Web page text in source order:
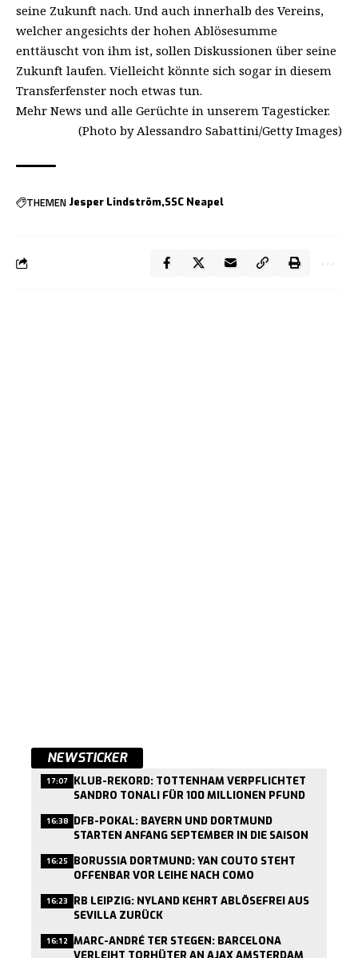
seine Zukunft nach. Und auch innerhalb des Vereins,
welcher angesichts der hohen Ablösesumme
enttäuscht von ihm ist, sollen Diskussionen über seine
Zukunft laufen. Vielleicht könnte sich sogar in diesem
Transferfenster noch etwas tun.
Mehr News und alle Gerüchte in unserem Tagesticker.
(Photo by Alessandro Sabattini/Getty Images)
THEMEN Jesper Lindström SSC Neapel
NEWSTICKER
17:07 KLUB-REKORD: TOTTENHAM VERPFLICHTET
SANDRO TONALI FÜR 100 MILLIONEN PFUND
16:38 DFB-POKAL: BAYERN UND DORTMUND
STARTEN ANFANG SEPTEMBER IN DIE SAISON
16:25 BORUSSIA DORTMUND: YAN COUTO STEHT
OFFENBAR VOR LEIHE NACH COMO
16:23 RB LEIPZIG: NYLAND KEHRT ABLÖSEFREI AUS
SEVILLA ZURÜCK
16:12 MARC-ANDRÉ TER STEGEN: BARCELONA